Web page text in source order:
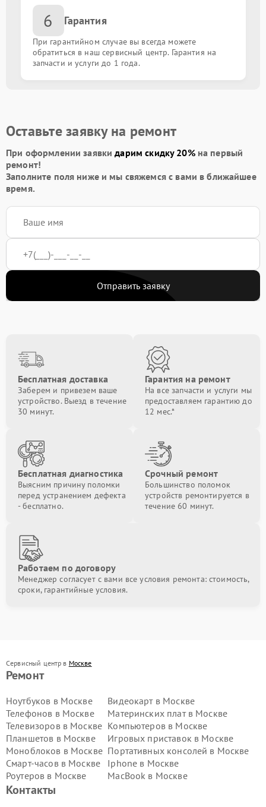
Восстановление корпуса
Защита гидрогелевой пленкой
6 Гарантия
При гарантийном случае вы всегда можете
обратиться в наш сервисный центр. Гарантия на
запчасти и услуги до 1 года.
Оставьте заявку на ремонт
При оформлении заявкидарим скидку 20%на первый
ремонт!
Заполните поля ниже и мы свяжемся с вами в ближайшее
время.
Отправить заявку
Бесплатная доставка
Заберем и привезем ваше
устройство. Выезд в течение
30 минут.
Гарантия на ремонт
На все запчасти и услуги мы
предоставляем гарантию до
12 мес.*
Бесплатная диагностика
Выясним причину поломки
перед устранением дефекта
- бесплатно.
Срочный ремонт
Большинство поломок
устройств ремонтируется в
течение 60 минут.
Работаем по договору
Менеджер согласует с вами все условия ремонта: стоимость,
сроки, гарантийные условия.
Сервисный центр в Москве
Ремонт
Ноутбуков в Москве
Телефонов в Москве
Телевизоров в Москве
Планшетов в Москве
Моноблоков в Москве
Смарт-часов в Москве
Роутеров в Москве
Видеокарт в Москве
Материнских плат в Москве
Компьютеров в Москве
Игровых приставок в Москве
Портативных консолей в Москве
Iphone в Москве
MacBook в Москве
Контакты